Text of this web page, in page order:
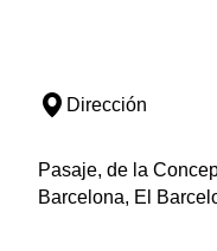
Dirección
Pasaje, de la
Barcelona, El